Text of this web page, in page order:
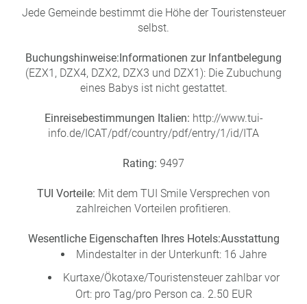
Jede Gemeinde bestimmt die Höhe der Touristensteuer
selbst.
Buchungshinweise:Informationen zur Infantbelegung
(EZX1, DZX4, DZX2, DZX3 und DZX1): Die Zubuchung
eines Babys ist nicht gestattet.
Einreisebestimmungen Italien: http://www.tui-
info.de/ICAT/pdf/country/pdf/entry/1/id/ITA
Rating: 9497
TUI Vorteile: Mit dem TUI Smile Versprechen von
zahlreichen Vorteilen profitieren.
Wesentliche Eigenschaften Ihres Hotels:Ausstattung
Mindestalter in der Unterkunft: 16 Jahre
Kurtaxe/Ökotaxe/Touristensteuer zahlbar vor
Ort: pro Tag/pro Person ca. 2.50 EUR